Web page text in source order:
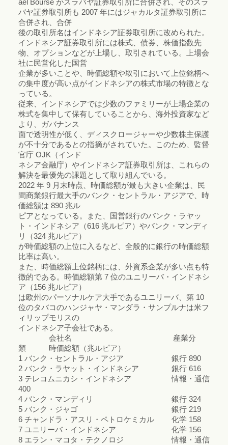
ael Bourse がスラバヤ証券取引所に合併され、そのスラ
バヤ証券取引所も 2007 年にはジャカルタ証券取引所に
合併され、合併
後の取引所名はインドネシア証券取引所に改められた。
インドネシア証券取引所には株式、債券、株価指数先
物、オプションなどが上場し、取引されている。上場会
社に民営化した国営
企業が多いことや、時価総額や取引において上位銘柄へ
の集中度が高い点がインドネシアの株式市場の特徴とな
っている。
従来、インドネシアでは少数のファミリーが上場企業の
株式を集中して保有していることから、海外投資家など
より、ガバナンス
面で透明性が低く、ディスクロージャーや少数株主保護
が不十分であるとの指摘がされていた。このため、監督
官庁 OJK（インド
ネシア金融庁）やインドネシア証券取引所は、これらの
解決を最優先の課題として取り組んでいる。
2022 年 9 月末時点、時価総額が最も大きい企業は、民
間商業銀行最大手のバンク・セントラル・アジアで、時
価総額は 890 兆ル
ピアとなっている。また、国営銀行のバンク・ラヤッ
ト・インドネシア（616 兆ルピア）やバンク・マンディ
リ（324 兆ルピア）
が時価総額の上位に入るなど、全般的に銀行の時価総額
比率は高い。
また、時価総額上位銘柄には、外資系企業が多い点も特
徴的である。時価総額第 7 位のユニリーバ・インドネシ
ア（156 兆ルピア）
は欧州のパーソナルケア大手であるユニリーバ、第 10
位のタバコのハンジャヤ・マンダラ・サンプルナは米フ
ィリップモリスの
インドネシア子会社である。
会社名 産業分
類 時価総額（兆ルピア）
1 バンク・セントラル・アジア 銀行 890
2 バンク・ラヤット・インドネシア 銀行 616
3 テレコムニカシ・インドネシア 情報・通信
400
4 バンク・マンディリ 銀行 324
5 バンク・ジャゴ 銀行 219
6 チャンドラ・アスリ・ペトロケミカル 化学 158
7 ユニリーバ・インドネシア 化学 156
8 エラン・マコタ・テクノロジ 情報・通信